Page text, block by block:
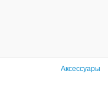
Аксессуары